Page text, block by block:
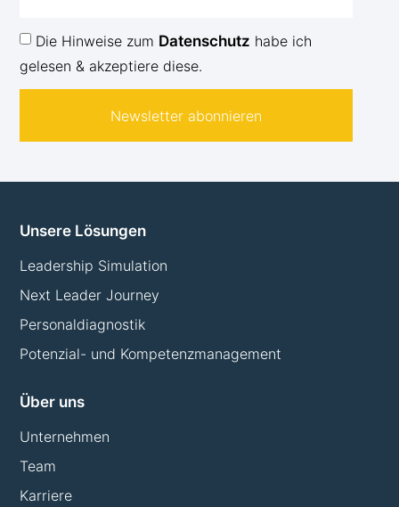
Die Hinweise zum Datenschutz habe ich
gelesen & akzeptiere diese.
Newsletter abonnieren
Unsere Lösungen
Leadership Simulation
Next Leader Journey
Personaldiagnostik
Potenzial- und Kompetenzmanagement
Über uns
Unternehmen
Team
Karriere